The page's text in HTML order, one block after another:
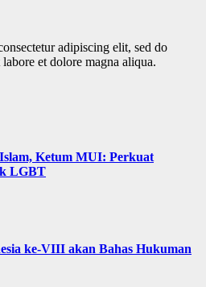
adipiscing elit, sed do
et dolore magna aliqua.
Ketum MUI: Perkuat
LGBT
ke-VIII akan Bahas Hukuman